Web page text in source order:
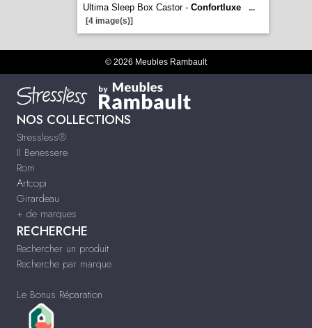
Ultima Sleep Box Castor - Confortluxe
...
[4 image(s)]
© 2026 Meubles Rambault
NOS COLLECTIONS
Stressless®
Il Benessere
Rom
Artcopi
Girardeau
+ de marques
RECHERCHE
Rechercher un produit
Recherche par marque
Le Bonus Réparation